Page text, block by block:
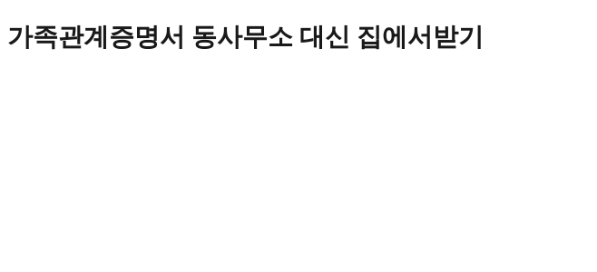
Skip
to
가족관계증명서 동사무소 대신 집에서받기